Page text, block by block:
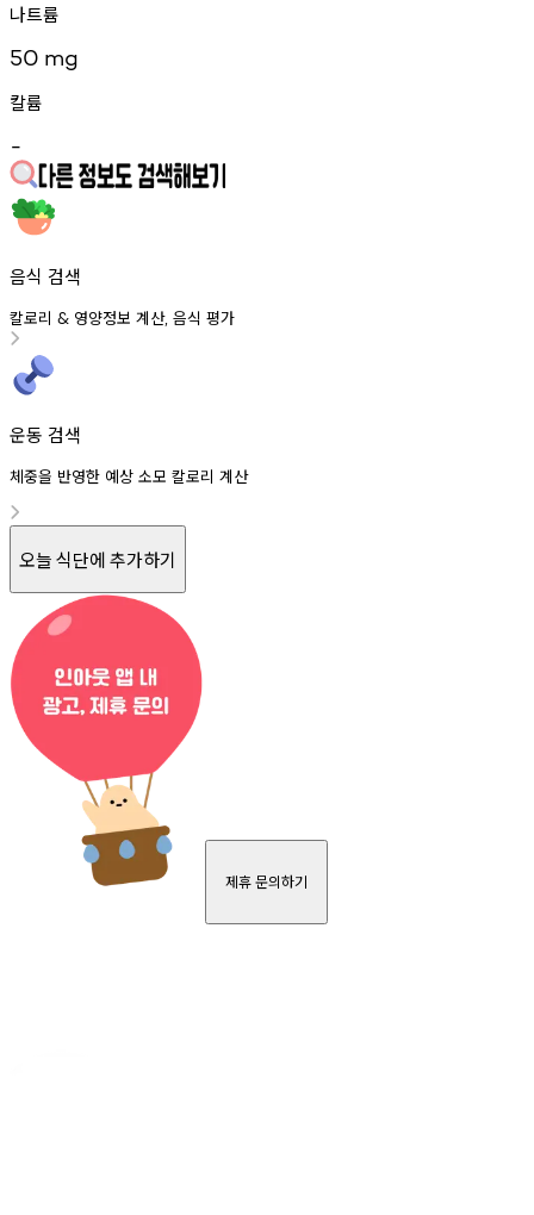
나트륨
50 mg
칼륨
-
음식 검색
칼로리 & 영양정보 계산, 음식 평가
운동 검색
체중을 반영한 예상 소모 칼로리 계산
오늘 식단에 추가하기
제휴 문의하기